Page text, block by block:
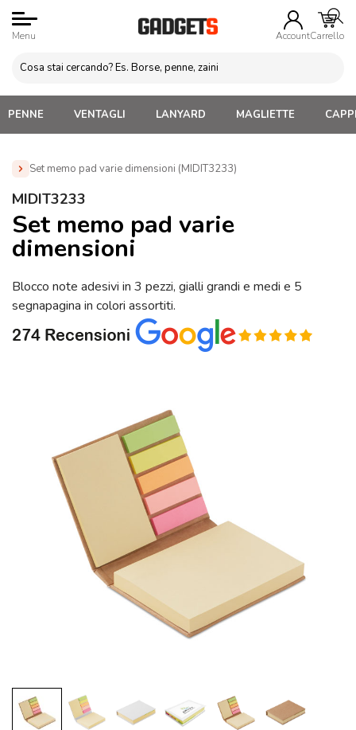
Menu AccountCarrello
PENNE VENTAGLI LANYARD MAGLIETTE
Set memo pad varie dimensioni (MIDIT3233)
Home » Gadget da Ufficio
MIDIT3233
Set memo pad varie
dimensioni
Blocco note adesivi in 3 pezzi, gialli grandi e medi e 5
segnapagina in colori assortiti.